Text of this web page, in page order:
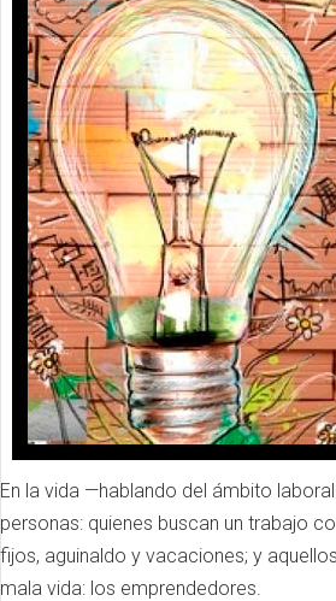
En la vida —hablando del ámbito
personas: quienes buscan un trabajo
fijos, aguinaldo y vacaciones; y
mala vida: los emprendedores.